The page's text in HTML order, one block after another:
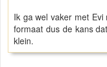
Ik ga wel vaker met
formaat dus de kans
klein.